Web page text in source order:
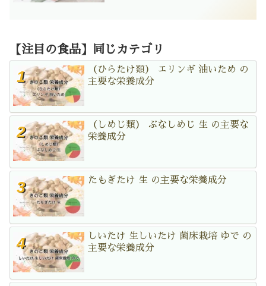
【注目の食品】同じカテゴリ
（ひらたけ類） エリンギ 油いため の
主要な栄養成分
（しめじ類） ぶなしめじ 生 の主要な
栄養成分
たもぎたけ 生 の主要な栄養成分
しいたけ 生しいたけ 菌床栽培 ゆで の
主要な栄養成分